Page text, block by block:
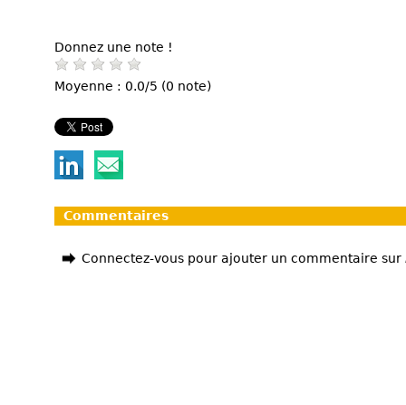
Donnez une note !
Moyenne : 0.0/5 (0 note)
Commentaires
Connectez-vous pour ajouter un commentaire sur